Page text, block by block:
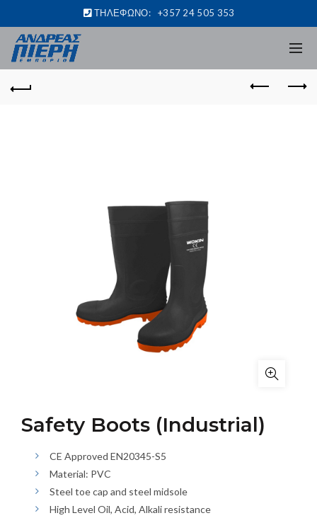
ΤΗΛΕΦΩΝΟ: +357 24 505 353
Safety Boots (Industrial)
CE Approved EN20345-S5
Material: PVC
Steel toe cap and steel midsole
High Level Oil, Acid, Alkali resistance